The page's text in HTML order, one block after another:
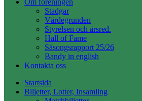
Stadgar
Värdegrunden
Styrelsen och årsred.
Hall of Fame
Säsongsrapport 25/26
Bandy in english
Kontakta oss
Startsida
Biljetter, Lotter, Insamling